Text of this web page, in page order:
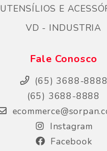
UTENSÍLIOS E
VD - INDUSTRIA
Fale Conosco
(65) 3688-8888
(65) 3688-8888
Instagram
Facebook